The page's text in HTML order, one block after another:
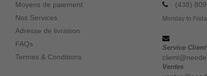
Moyens de paiement
Nos Services
Adresse de livraison
FAQs
Termes & Conditions
(438)
Monday to
Service Client
Ventes